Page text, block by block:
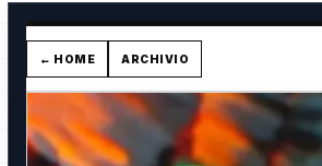
← HOME ARCHIVIO